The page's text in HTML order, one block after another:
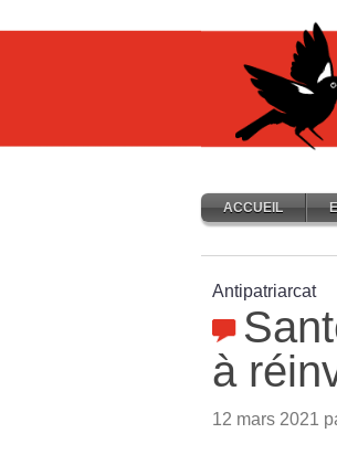
ACCUEIL
Antipatriarcat
à
12 mars 2021